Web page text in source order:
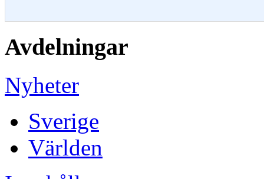
Avdelningar
Nyheter
Sverige
Världen